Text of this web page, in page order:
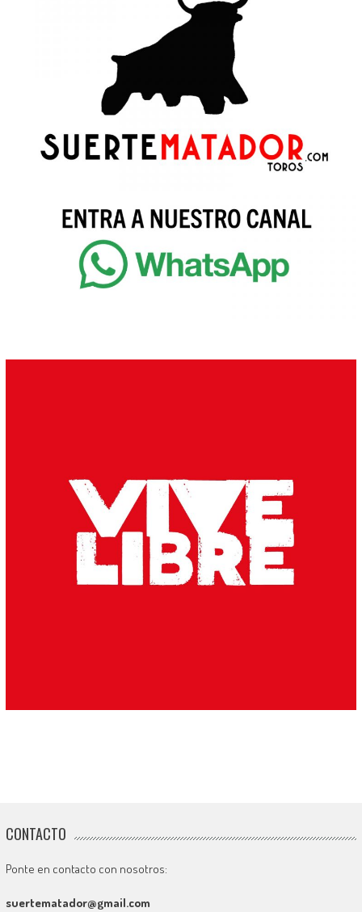
CONTACTO
Ponte en contacto con nosotros:
suertematador@gmail.com